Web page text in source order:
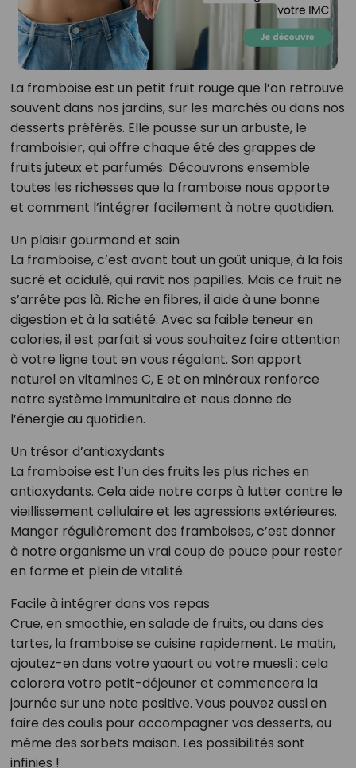
La framboise est un petit fruit rouge que l’on retrouve
souvent dans nos jardins, sur les marchés ou dans nos
desserts préférés. Elle pousse sur un arbuste, le
framboisier, qui offre chaque été des grappes de
fruits juteux et parfumés. Découvrons ensemble
toutes les richesses que la framboise nous apporte
et comment l’intégrer facilement à notre quotidien.
Un plaisir gourmand et sain
La framboise, c’est avant tout un goût unique, à la fois
sucré et acidulé, qui ravit nos papilles. Mais ce fruit ne
s’arrête pas là. Riche en fibres, il aide à une bonne
digestion et à la satiété. Avec sa faible teneur en
calories, il est parfait si vous souhaitez faire attention
à votre ligne tout en vous régalant. Son apport
naturel en vitamines C, E et en minéraux renforce
notre système immunitaire et nous donne de
l’énergie au quotidien.
Un trésor d’antioxydants
La framboise est l’un des fruits les plus riches en
antioxydants. Cela aide notre corps à lutter contre le
vieillissement cellulaire et les agressions extérieures.
Manger régulièrement des framboises, c’est donner
à notre organisme un vrai coup de pouce pour rester
en forme et plein de vitalité.
Facile à intégrer dans vos repas
Crue, en smoothie, en salade de fruits, ou dans des
tartes, la framboise se cuisine rapidement. Le matin,
ajoutez-en dans votre yaourt ou votre muesli : cela
colorera votre petit-déjeuner et commencera la
journée sur une note positive. Vous pouvez aussi en
faire des coulis pour accompagner vos desserts, ou
même des sorbets maison. Les possibilités sont
infinies !